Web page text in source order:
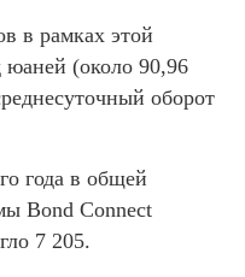
в рамках этой
(около 90,96
оборот
года в общей
Bond Connect
7 205.